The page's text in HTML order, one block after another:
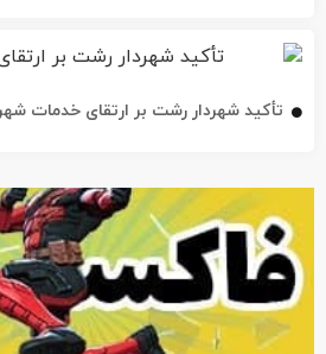
تأکید شهردار رشت بر ارتقای خدمات